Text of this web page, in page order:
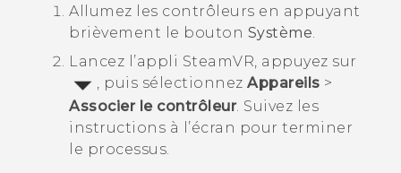
Appareils HTC & Accessoires
Achat & Règlement Questions
Allumez les contrôleurs en appuyant
brièvement le bouton Système.
Lancez l’appli SteamVR, appuyez sur
, puis sélectionnez Appareils >
Associer le contrôleur. Suivez les
instructions à l’écran pour terminer
le processus.